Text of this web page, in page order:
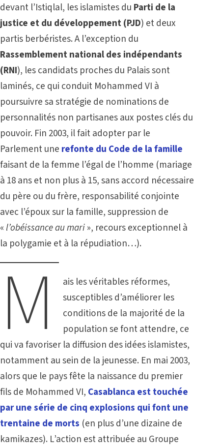
devant l’Istiqlal, les islamistes du Parti de la
justice et du développement (PJD) et deux
partis berbéristes. A l’exception du
Rassemblement national des indépendants
(RNI), les candidats proches du Palais sont
laminés, ce qui conduit Mohammed VI à
poursuivre sa stratégie de nominations de
personnalités non partisanes aux postes clés du
pouvoir. Fin 2003, il fait adopter par le
Parlement une refonte du Code de la famille
faisant de la femme l’égal de l’homme (mariage
à 18 ans et non plus à 15, sans accord nécessaire
du père ou du frère, responsabilité conjointe
avec l’époux sur la famille, suppression de
«l’obéissance au mari», recours exceptionnel à
la polygamie et à la répudiation…).
M
ais les véritables réformes,
susceptibles d’améliorer les
conditions de la majorité de la
population se font attendre, ce
qui va favoriser la diffusion des idées islamistes,
notamment au sein de la jeunesse. En mai 2003,
alors que le pays fête la naissance du premier
fils de Mohammed VI, Casablanca est touchée
par une série de cinq explosions qui font une
trentaine de morts (en plus d’une dizaine de
kamikazes). L’action est attribuée au Groupe